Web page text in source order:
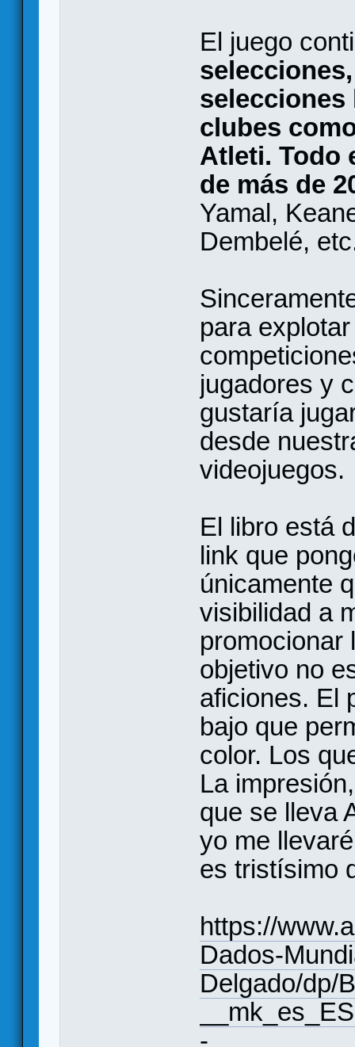
El juego
selecciones
clubes
Atleti. Todo
de más de
Yamal,
Dembelé,
para
jugadores y
gustaría
desde
videojuegos.
El libro está
link que
únicamente
visibilidad a
promocionar
objetivo no
aficiones. El
bajo que
color. Los
La
que se lleva
yo me
es tristísimo
https://
Dados-
Delgado/dp/
-